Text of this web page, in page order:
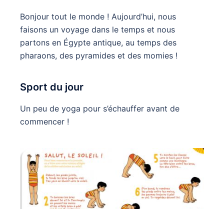
Bonjour tout le monde ! Aujourd’hui, nous
faisons un voyage dans le temps et nous
partons en Égypte antique, au temps des
pharaons, des pyramides et des momies !
Sport du jour
Un peu de yoga pour s’échauffer avant de
commencer !